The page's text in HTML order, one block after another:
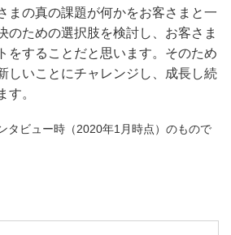
まの真の課題が何かをお客さまと一
のための選択肢を検討し、お客さま
をすることだと思います。そのため
しいことにチャレンジし、成長し続
す。
タビュー時（2020年1月時点）のもので